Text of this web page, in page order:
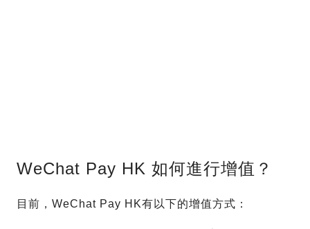
WeChat Pay HK 如何進行增值？
目前，WeChat Pay HK有以下的增值方式：